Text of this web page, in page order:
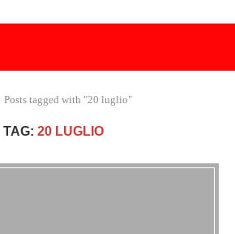
Posts tagged with "20 luglio"
TAG: 20 LUGLIO